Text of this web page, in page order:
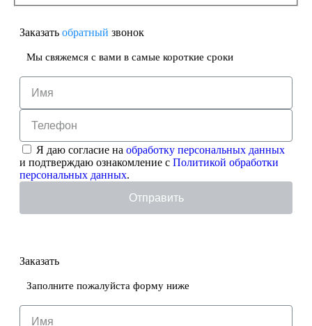
Заказать обратный звонок
Мы свяжемся с вами в самые короткие сроки
Я даю согласие на обработку персональных данных
и подтверждаю ознакомление с Политикой обработки
персональных данных.
Отправить
Заказать
Заполните пожалуйста форму ниже